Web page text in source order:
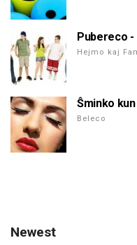
Pubereco
Hejmo kaj
Ŝminko
Beleco
Newest